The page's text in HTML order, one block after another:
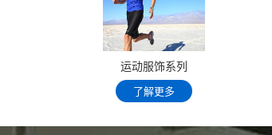
运动服饰系列
了解更多